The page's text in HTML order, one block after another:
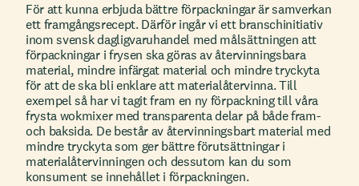
För att kunna erbjuda bättre förpackningar är samverkan
ett framgångsrecept. Därför ingår vi ett branschinitiativ
inom svensk dagligvaruhandel med målsättningen att
förpackningar i frysen ska göras av återvinningsbara
material, mindre infärgat material och mindre tryckyta
för att de ska bli enklare att materialåtervinna. Till
exempel så har vi tagit fram en ny förpackning till våra
frysta wokmixer med transparenta delar på både fram-
och baksida. De består av återvinningsbart material med
mindre tryckyta som ger bättre förutsättningar i
materialåtervinningen och dessutom kan du som
konsument se innehållet i förpackningen.